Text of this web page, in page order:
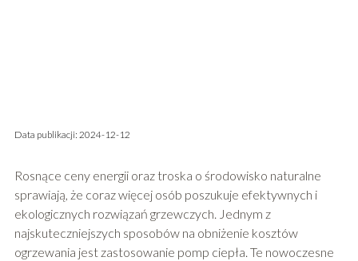
Data publikacji: 2024-12-12
Rosnące ceny energii oraz troska o środowisko naturalne
sprawiają, że coraz więcej osób poszukuje efektywnych i
ekologicznych rozwiązań grzewczych. Jednym z
najskuteczniejszych sposobów na obniżenie kosztów
ogrzewania jest zastosowanie pomp ciepła. Te nowoczesne